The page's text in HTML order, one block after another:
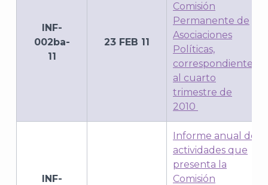
INF-
002ba-
11
23 FEB 11
Comisión
Permanente de
Asociaciones
Políticas,
correspondiente
al cuarto
trimestre de
2010
INF-
Informe anual de
actividades que
presenta la
Comisión